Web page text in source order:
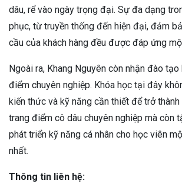
dâu, rể vào ngày trọng đại. Sự đa dạng
phục, từ truyền thống đến hiện đại, đảm
cầu của khách hàng đều được đáp ứng
Ngoài ra, Khang Nguyên còn nhận đào
điểm chuyên nghiệp. Khóa học tại đây
kiến thức và kỹ năng cần thiết để trở
trang điểm cô dâu chuyên nghiệp mà còn
phát triển kỹ năng cá nhân cho học viên
nhất.
Thông tin liên hệ: